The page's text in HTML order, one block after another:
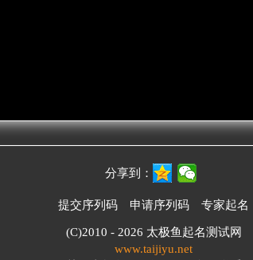
分享到：
提交序列码 申请序列码 专家起名
(C)2010 - 2026 太极鱼起名测试网
www.taijiyu.net